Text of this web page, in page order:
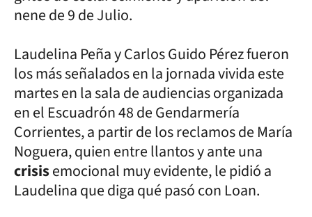
nene de 9 de Julio.
Laudelina Peña y Carlos Guido Pérez fueron
los más señalados en la jornada vivida este
martes en la sala de audiencias organizada
en el Escuadrón 48 de Gendarmería
Corrientes, a partir de los reclamos de María
Noguera, quien entre llantos y ante una
crisisemocional muy evidente, le pidió a
Laudelina que diga qué pasó con Loan.